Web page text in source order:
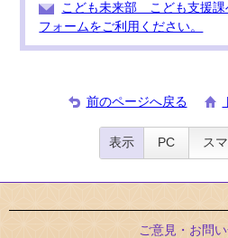
こども未来部 こども支援課
フォームをご利用ください。
前のページへ戻る
表示 PC ス
ご意見・お問